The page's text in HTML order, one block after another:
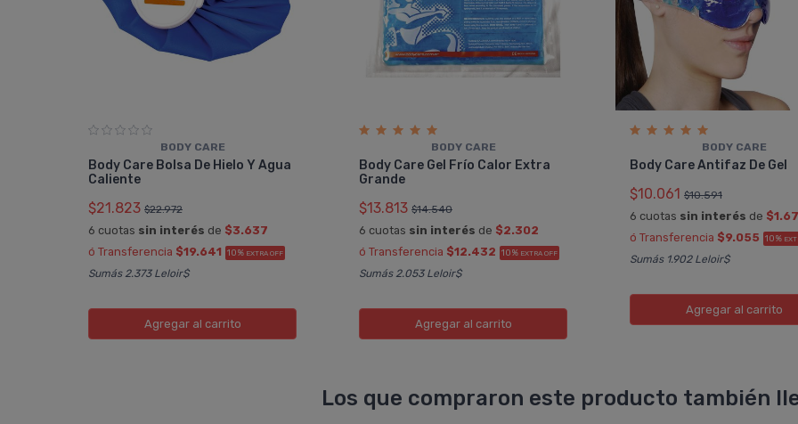
BODY CARE
Body Care Bolsa De Hielo Y Agua
Caliente
$21.823 $22.972
6 cuotas sin interés de $3.637
ó Transferencia $19.641 10% EXTRA OFF
Sumás 2.373 Leloir$
Agregaral carrito
BODY CARE
Body Care Gel Frí­o Calor Extra
Grande
$13.813 $14.540
6 cuotas sin interés de $2.302
ó Transferencia $12.432 10% EXTRA OFF
Sumás 2.053 Leloir$
Agregaral carrito
BODY CARE
Body Care Antifaz De Gel
$10.061 $10.591
6 cuotas sin interés de
ó Transferencia $9.055 10%
Sumás 1.902 Leloir$
Agregaral carrito
Los que compraron este producto también